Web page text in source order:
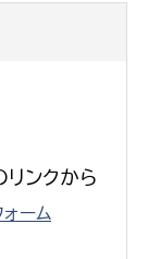
ンクから
ーム